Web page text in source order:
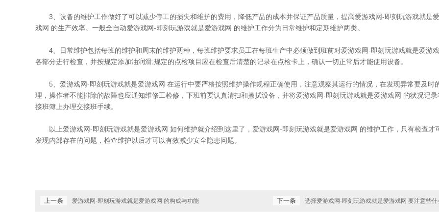
3、设备的维护工作做好了可以减少停工的损失和维护的费用，降低产品的成本并保证产品质量，提高爱游戏网-即刻玩游戏就是
戏网 的生产效率。一般全自动爱游戏网-即刻玩游戏就是爱游戏网 的维护工作分为日常维护和定期维护两类。
4、日常维护包括每班的维护和周末的维护两种，每班维护要求员工在每班生产中必须做到班前对爱游戏网-即刻玩游戏就是爱游
各部分进行检查，并按规定添加油润滑;规定的点检项目应在检查后清楚的记录在点检卡上，确认一切正常后才能使用设备。
5、爱游戏网-即刻玩游戏就是爱游戏网 在运行中要严格按照维护操作规程正确使用，注意观察其运行的情况，在发现异常要及时
理，操作者不能排除的故障也应通知维修工检修，下班前要认真清扫和擦拭设备，并将爱游戏网-即刻玩游戏就是爱游戏网 的状况记录
接班簿上办理交接班手续。
以上爱游戏网-即刻玩游戏就是爱游戏网 如何维护就介绍到这里了，爱游戏网-即刻玩游戏就是爱游戏网 的维护工作，只有检查才
发现内部存在的问题，检查维护以后才可以有效减少安全隐患问题。
上一条 爱游戏网-即刻玩游戏就是爱游戏网 的构成与功能 下一条 选择爱游戏网-即刻玩游戏就是爱游戏网 要注意些什